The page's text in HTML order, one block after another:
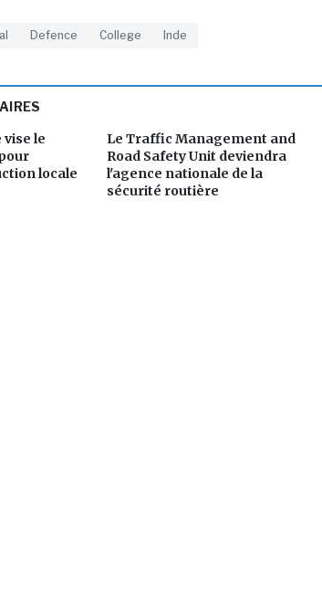
Defence College Inde
le
locale
Le Traffic Management and
Road Safety Unit deviendra
l'agence nationale de la
sécurité routière